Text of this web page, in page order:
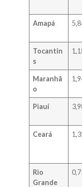
Amapá
Tocantin
s
Maranhã
o
Piauí
Ceará
Rio
Grande